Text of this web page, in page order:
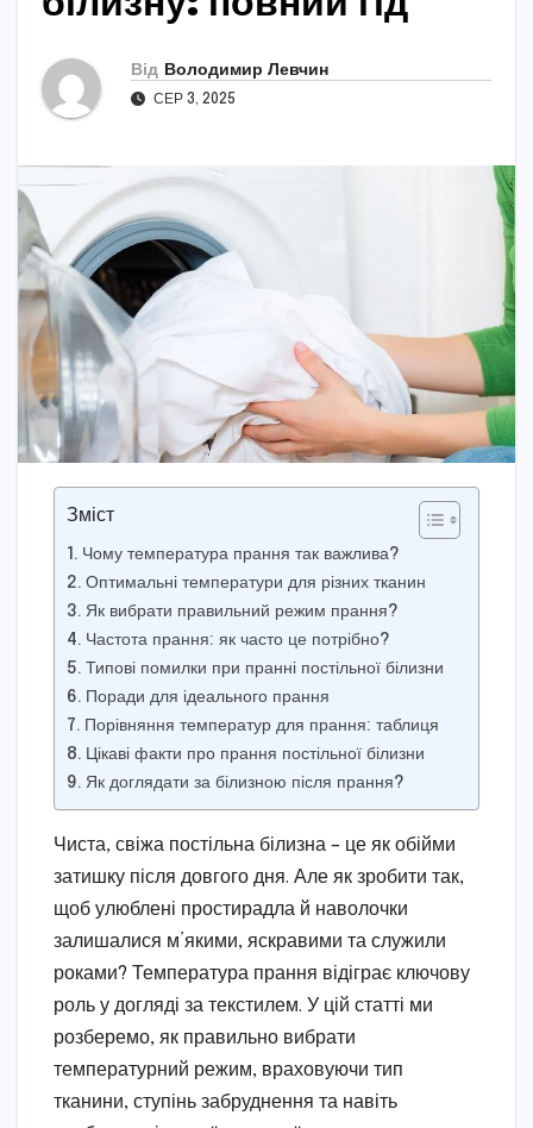
Від Володимир Левчин
СЕР 3, 2025
Зміст
Чому температура прання так важлива?
Оптимальні температури для різних тканин
Як вибрати правильний режим прання?
Частота прання: як часто це потрібно?
Типові помилки при пранні постільної білизни
Поради для ідеального прання
Порівняння температур для прання: таблиця
Цікаві факти про прання постільної білизни
Як доглядати за білизною після прання?
Чиста, свіжа постільна білизна – це як обійми
затишку після довгого дня. Але як зробити так,
щоб улюблені простирадла й наволочки
залишалися м’якими, яскравими та служили
роками? Температура прання відіграє ключову
роль у догляді за текстилем. У цій статті ми
розберемо, як правильно вибрати
температурний режим, враховуючи тип
тканини, ступінь забруднення та навіть